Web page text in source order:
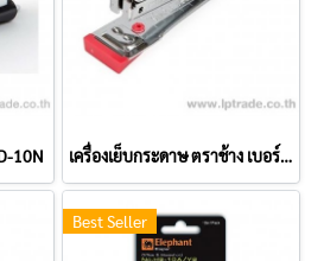
10N เครื่องเย็บกระดาษ ตราช้าง เบอร์ 10
Best Seller